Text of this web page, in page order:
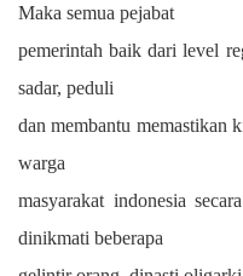
Maka semua pejabat
pemerintah baik dari level
sadar, peduli
dan membantu memastikan
warga
masyarakat indonesia
dinikmati beberapa